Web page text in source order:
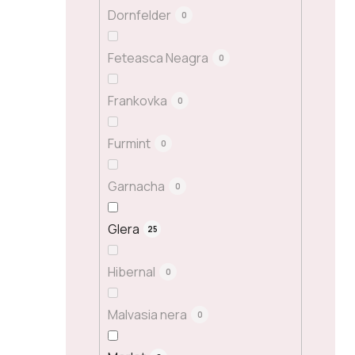
Dornfelder 0
Feteasca Neagra 0
Frankovka 0
Furmint 0
Garnacha 0
Glera 25
Hibernal 0
Malvasia nera 0